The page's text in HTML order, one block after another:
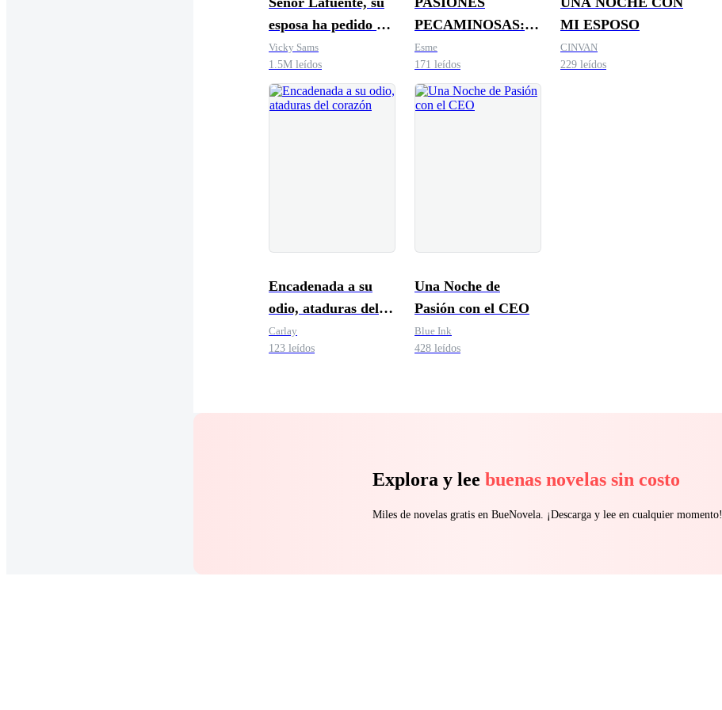
esposa ha pedido el
divorcio hace
tiempo
Vicky Sams
1.5M leídos
PECAMINOSAS:
UNA COLECCIÓN
CALIENTE
Esme
171 leídos
MI ESPOSO
CINVAN
229 leídos
Encadenada a su
odio, ataduras del
corazón
Carlay
123 leídos
Una Noche de
Pasión con el CEO
Blue Ink
428 leídos
Explora y lee buenas novelas sin costo
Miles de novelas gratis en BueNovela. ¡Descarga y lee en cualquier momento!